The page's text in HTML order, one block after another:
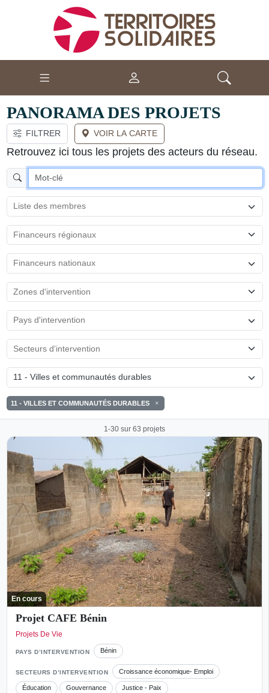
PANORAMA DES PROJETS
FILTRER VOIR LA CARTE
Retrouvez ici tous les projets des acteurs du réseau.
11 - Villes et communautés durables
11 - VILLES ET COMMUNAUTÉS DURABLES
1-30 sur 63 projets
En cours
Projet CAFE Bénin
Projets De Vie
PAYS D’INTERVENTION Bénin
SECTEURS D’INTERVENTION Croissance économique- Emploi
Éducation Gouvernance Justice - Paix